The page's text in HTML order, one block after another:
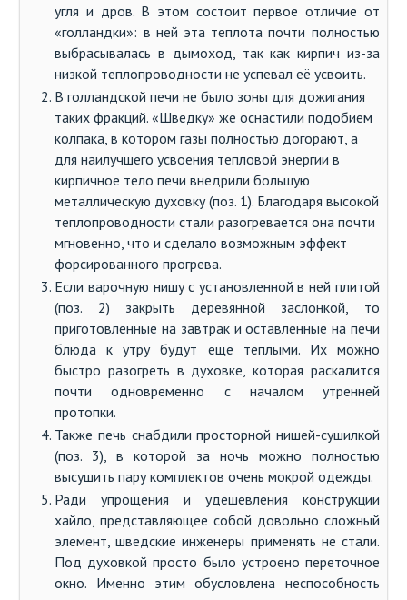
угля и дров. В этом состоит первое отличие от
«голландки»: в ней эта теплота почти полностью
выбрасывалась в дымоход, так как кирпич из-за
низкой теплопроводности не успевал её усвоить.
В голландской печи не было зоны для дожигания
таких фракций. «Шведку» же оснастили подобием
колпака, в котором газы полностью догорают, а
для наилучшего усвоения тепловой энергии в
кирпичное тело печи внедрили большую
металлическую духовку (поз. 1). Благодаря высокой
теплопроводности стали разогревается она почти
мгновенно, что и сделало возможным эффект
форсированного прогрева.
Если варочную нишу с установленной в ней плитой
(поз. 2) закрыть деревянной заслонкой, то
приготовленные на завтрак и оставленные на печи
блюда к утру будут ещё тёплыми. Их можно
быстро разогреть в духовке, которая раскалится
почти одновременно с началом утренней
протопки.
Также печь снабдили просторной нишей-сушилкой
(поз. 3), в которой за ночь можно полностью
высушить пару комплектов очень мокрой одежды.
Ради упрощения и удешевления конструкции
хайло, представляющее собой довольно сложный
элемент, шведские инженеры применять не стали.
Под духовкой просто было устроено переточное
окно. Именно этим обусловлена неспособность